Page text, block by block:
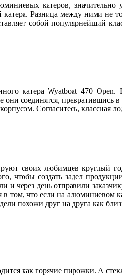
катеров, значительно
Разница между ними не
собой популярнейший
катера Wyatboat 470
соединятся, превратившись
Согласитесь, классная
своих любимцев круглый
чтобы создать задел
и через день отправили
том, что если на
похожи друг на друга как
как горячие пирожки. А